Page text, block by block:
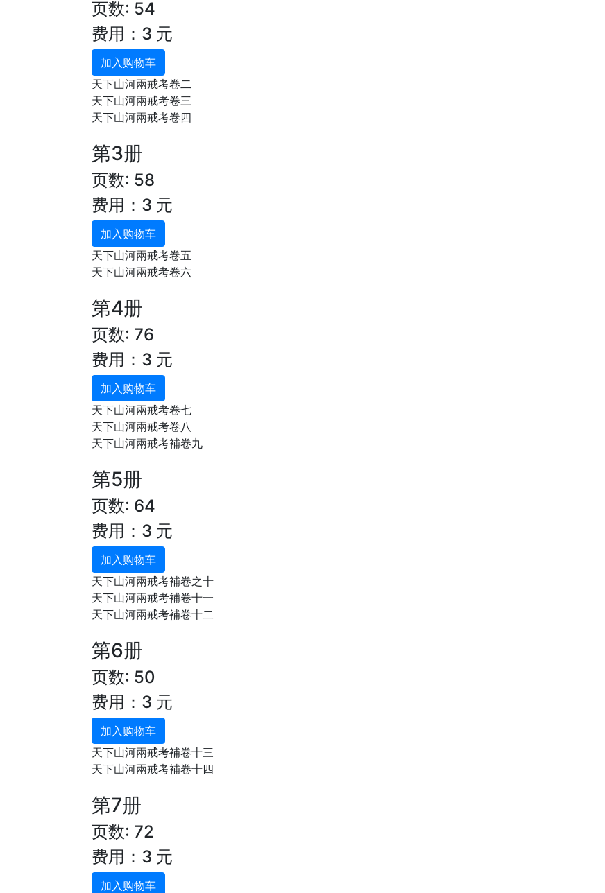
页数: 54
费用：3 元
加入购物车
天下山河兩戒考卷二
天下山河兩戒考卷三
天下山河兩戒考卷四
第3册
页数: 58
费用：3 元
加入购物车
天下山河兩戒考卷五
天下山河兩戒考卷六
第4册
页数: 76
费用：3 元
加入购物车
天下山河兩戒考卷七
天下山河兩戒考卷八
天下山河兩戒考補卷九
第5册
页数: 64
费用：3 元
加入购物车
天下山河兩戒考補卷之十
天下山河兩戒考補卷十一
天下山河兩戒考補卷十二
第6册
页数: 50
费用：3 元
加入购物车
天下山河兩戒考補卷十三
天下山河兩戒考補卷十四
第7册
页数: 72
费用：3 元
加入购物车